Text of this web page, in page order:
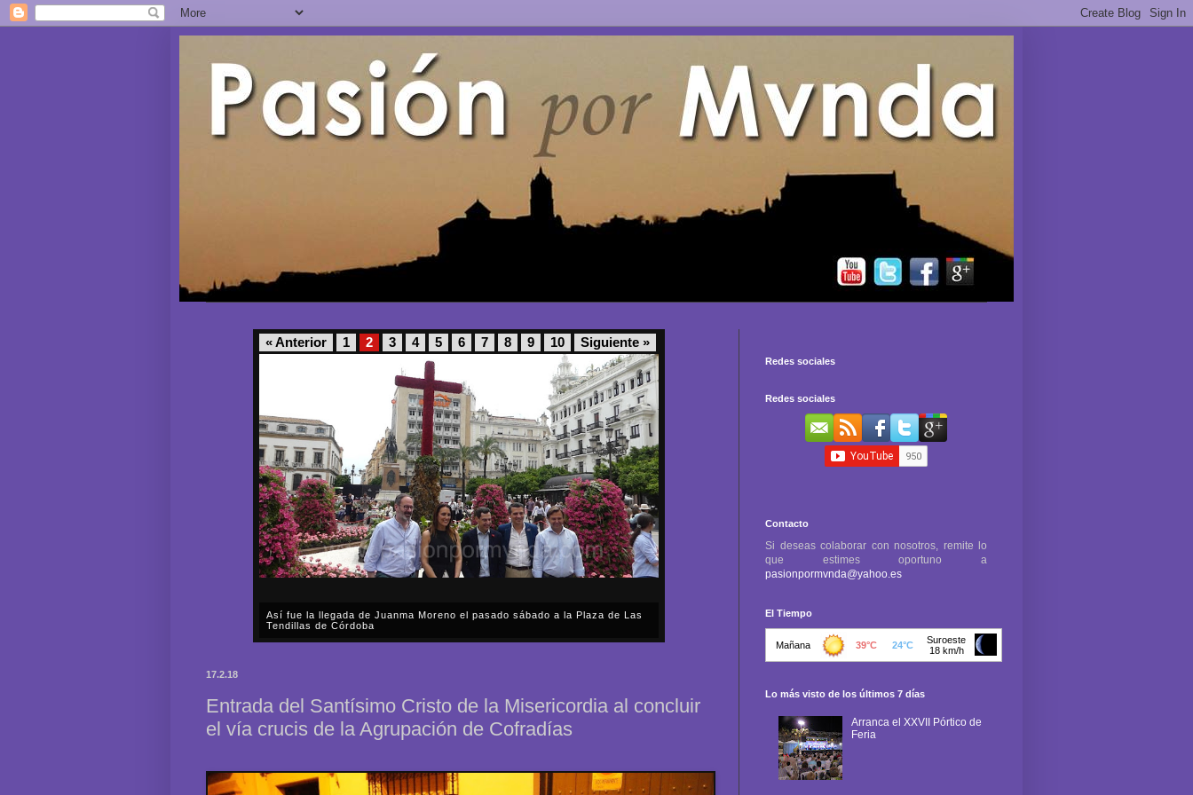
« Anterior 1 2 3 4 5 6 7 8 9 10 Siguiente »
Así fue la llegada de Juanma Moreno el pasado sábado a la Plaza de Las
Tendillas de Córdoba
17.2.18
Entrada del Santísimo Cristo de la Misericordia al concluir
el vía crucis de la Agrupación de Cofradías
Redes sociales
Redes sociales
Contacto
Si deseas colaborar con nosotros, remite lo
que estimes oportuno a
pasionpormvnda@yahoo.es
El Tiempo
Lo más visto de los últimos 7 días
Arranca el XXVII Pórtico de
Feria